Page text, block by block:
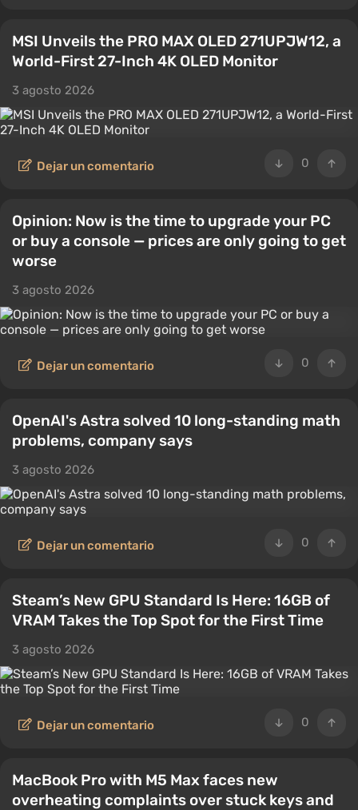
MSI Unveils the PRO MAX OLED 271UPJW12, a
World-First 27-Inch 4K OLED Monitor
3 agosto 2026
0
Dejar un comentario
Opinion: Now is the time to upgrade your PC
or buy a console — prices are only going to get
worse
3 agosto 2026
0
Dejar un comentario
OpenAI's Astra solved 10 long-standing math
problems, company says
3 agosto 2026
0
Dejar un comentario
Steam’s New GPU Standard Is Here: 16GB of
VRAM Takes the Top Spot for the First Time
3 agosto 2026
0
Dejar un comentario
MacBook Pro with M5 Max faces new
overheating complaints over stuck keys and